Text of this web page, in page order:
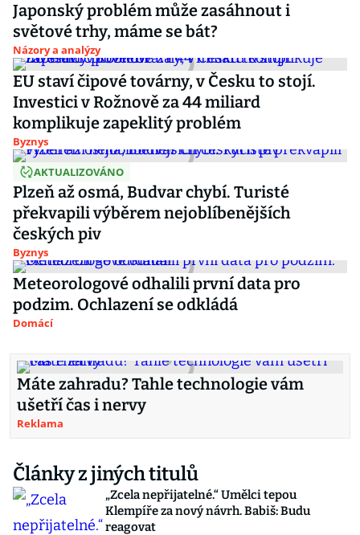
Japonský problém může zasáhnout i
světové trhy, máme se bát?
Názory a analýzy
EU staví čipové továrny, v Česku to stojí.
Investici v Rožnově za 44 miliard
komplikuje zapeklitý problém
Byznys
AKTUALIZOVÁNO
Plzeň až osmá, Budvar chybí. Turisté
překvapili výběrem nejoblíbenějších
českých piv
Byznys
Meteorologové odhalili první data pro
podzim. Ochlazení se odkládá
Domácí
Máte zahradu? Tahle technologie vám
ušetří čas i nervy
Reklama
Články z jiných titulů
„Zcela nepřijatelné.“ Umělci tepou
Klempíře za nový návrh. Babiš: Budu
reagovat